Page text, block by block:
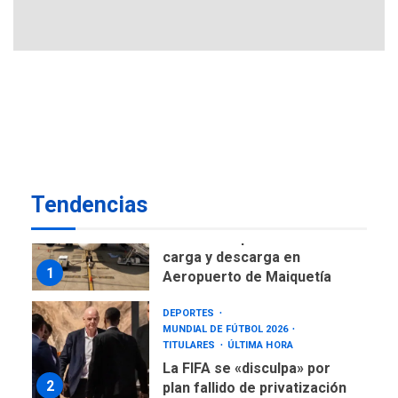
Tendencias
DESTACADOS
NACIONALES
1
carga y descarga en
Aeropuerto de Maiquetía
2
DEPORTES
MUNDIAL DE FÚTBOL 2026
TITULARES
ÚLTIMA HORA
La FIFA se «disculpa» por
plan fallido de privatización